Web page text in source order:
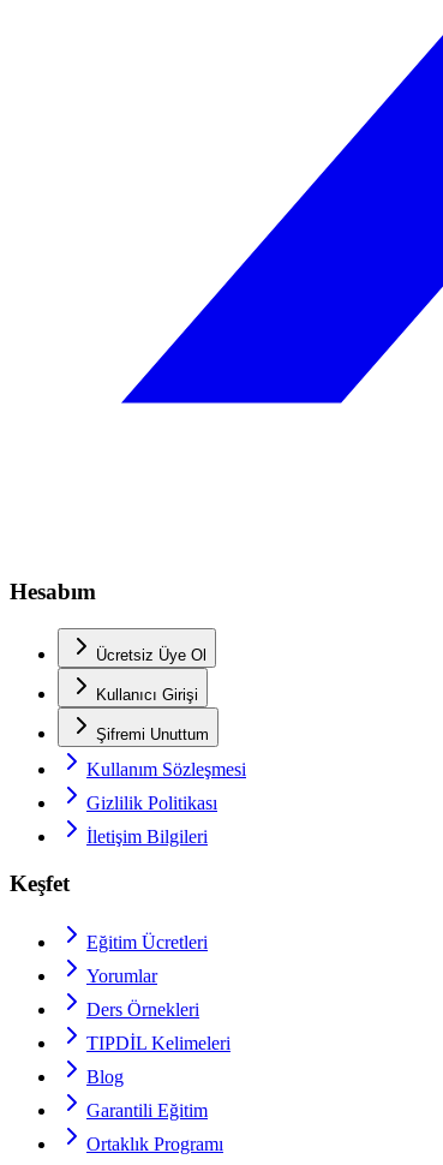
Hesabım
Ücretsiz Üye Ol
Kullanıcı Girişi
Şifremi Unuttum
Kullanım Sözleşmesi
Gizlilik Politikası
İletişim Bilgileri
Keşfet
Eğitim Ücretleri
Yorumlar
Ders Örnekleri
TIPDİL Kelimeleri
Blog
Garantili Eğitim
Ortaklık Programı